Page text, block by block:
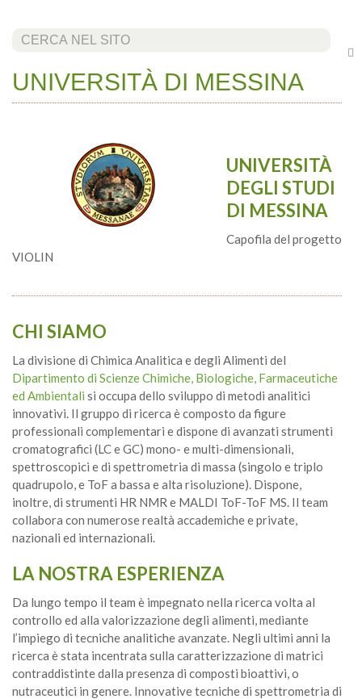
Cerca...
UNIVERSITÀ DI MESSINA
UNIVERSITÀ
DEGLI STUDI
DI MESSINA
Capofila del progetto
VIOLIN
CHI SIAMO
La divisione di Chimica Analitica e degli Alimenti del
Dipartimento di Scienze Chimiche, Biologiche, Farmaceutiche
ed Ambientali si occupa dello sviluppo di metodi analitici
innovativi. Il gruppo di ricerca è composto da figure
professionali complementari e dispone di avanzati strumenti
cromatografici (LC e GC) mono- e multi-dimensionali,
spettroscopici e di spettrometria di massa (singolo e triplo
quadrupolo, e ToF a bassa e alta risoluzione). Dispone,
inoltre, di strumenti HR NMR e MALDI ToF-ToF MS. Il team
collabora con numerose realtà accademiche e private,
nazionali ed internazionali.
LA NOSTRA ESPERIENZA
Da lungo tempo il team è impegnato nella ricerca volta al
controllo ed alla valorizzazione degli alimenti, mediante
l’impiego di tecniche analitiche avanzate. Negli ultimi anni la
ricerca è stata incentrata sulla caratterizzazione di matrici
contraddistinte dalla presenza di composti bioattivi, o
nutraceutici in genere. Innovative tecniche di spettrometria di